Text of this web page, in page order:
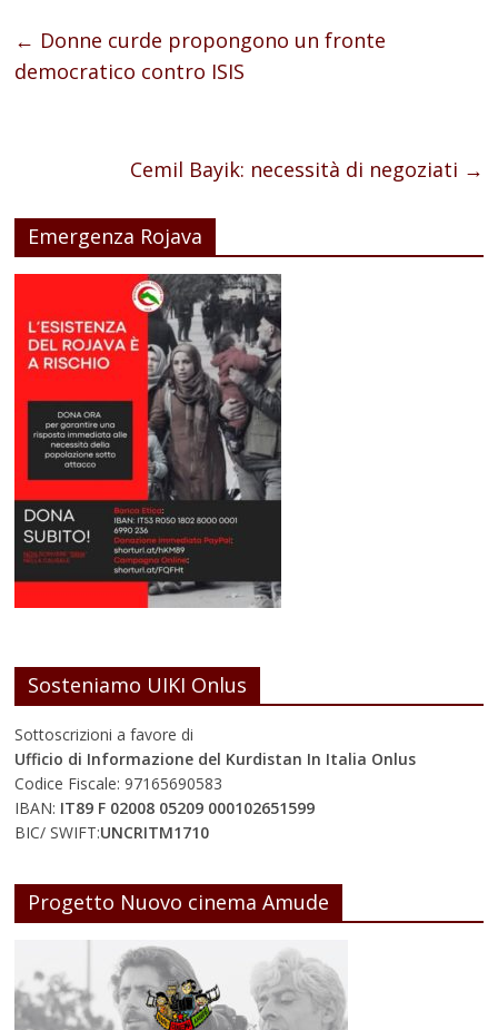
← Donne curde propongono un fronte
democratico contro ISIS
Cemil Bayik: necessità di negoziati →
Emergenza Rojava
Sosteniamo UIKI Onlus
Sottoscrizioni a favore di
Ufficio di Informazione del Kurdistan In Italia Onlus
Codice Fiscale: 97165690583
IBAN: IT89 F 02008 05209 000102651599
BIC/ SWIFT:UNCRITM1710
Progetto Nuovo cinema Amude